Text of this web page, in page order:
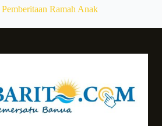
Ramah Anak